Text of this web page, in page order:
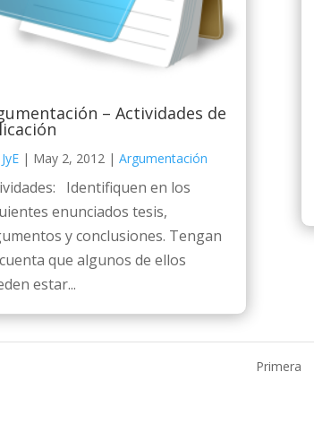
– Actividades de
JyE| May 2, 2012| Argumentación
Identifiquen en los
enunciados tesis,
y conclusiones. Tengan
que algunos de ellos
estar...
Primera